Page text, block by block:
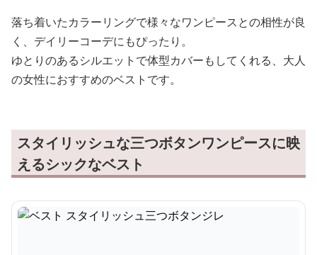
落ち着いたカラーリングで様々なワンピースとの相性が良
く、デイリーコーデにもぴったり。
ゆとりのあるシルエットで体型カバーもしてくれる、大人
の女性におすすめのベストです。
スタイリッシュな三つボタンワンピースに映
えるシックなベスト